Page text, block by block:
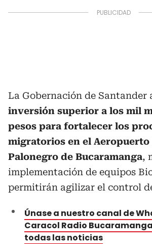
La Gobernación de Santander
inversión superior a los mil
pesos para fortalecer los
migratorios en el
Palonegro de Bucaramanga,
implementación de equipos
permitirán agilizar el control
Únase a nuestro canal de
Caracol Radio
todas las noticias